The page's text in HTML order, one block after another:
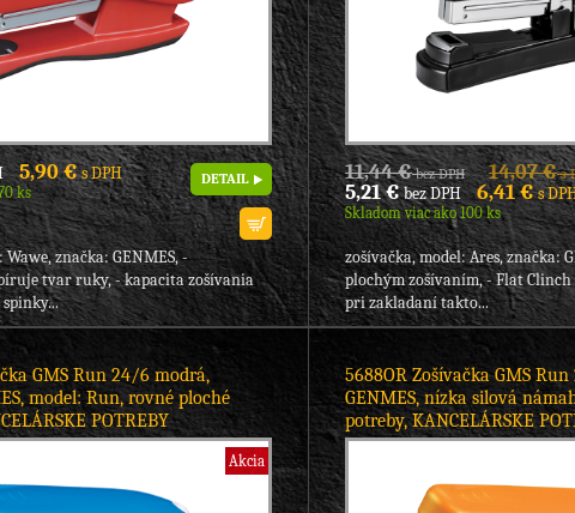
5,90 €s DPH
ks
DETAIL
značka: GENMES, -
tvar ruky, - kapacita zošívania
11,44 €bez DPH 14,07 €s
5,21 €bez DPH 6,41 €s
Skladom viac ako 100 ks
zošívačka, model: Ares, značka:
plochým zošívaním, - Flat Clinch
pri zakladaní takto...
GMS Run 24/6 modrá,
model: Run, rovné ploché
POTREBY
Akcia
5688OR Zošívačka GMS
GENMES, nízka silová
potreby, KANCELÁRSKE